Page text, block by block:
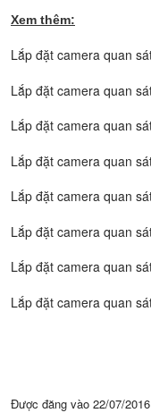
Xem thêm:
Lắp đặt camera quan
Lắp đặt camera quan
Lắp đặt camera quan
Lắp đặt camera quan
Lắp đặt camera quan
Lắp đặt camera quan
Lắp đặt camera quan
Lắp đặt camera quan
Được đăng vào 22/07/2016